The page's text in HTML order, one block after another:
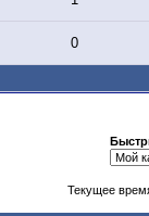
0
Текущее